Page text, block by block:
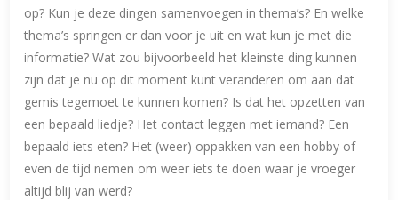
op? Kun je deze dingen samenvoegen in thema’s? En welke
thema’s springen er dan voor je uit en wat kun je met die
informatie? Wat zou bijvoorbeeld het kleinste ding kunnen
zijn dat je nu op dit moment kunt veranderen om aan dat
gemis tegemoet te kunnen komen? Is dat het opzetten van
een bepaald liedje? Het contact leggen met iemand? Een
bepaald iets eten? Het (weer) oppakken van een hobby of
even de tijd nemen om weer iets te doen waar je vroeger
altijd blij van werd?